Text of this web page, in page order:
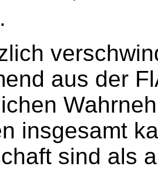
aus der
insgesamt
sind als